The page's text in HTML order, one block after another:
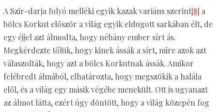
A Szir-darja folyó melléki egyik kazak variáns szerint[8] a
bölcs Korkut először a világ egyik eldugott sarkában élt, de
egy éjjel azt álmodta, hogy néhány ember sírt ás.
Megkérdezte tőlük, hogy kinek ássák a sírt, mire azok azt
válaszolták, hogy azt a bölcs Korkutnak ássák. Amikor
felébredt álmából, elhatározta, hogy megszökik a halála
elől, és a világ egy másik végébe menekült. Ott is ugyanazt
az álmot látta, ezért úgy döntött, hogy a világ közepén fog